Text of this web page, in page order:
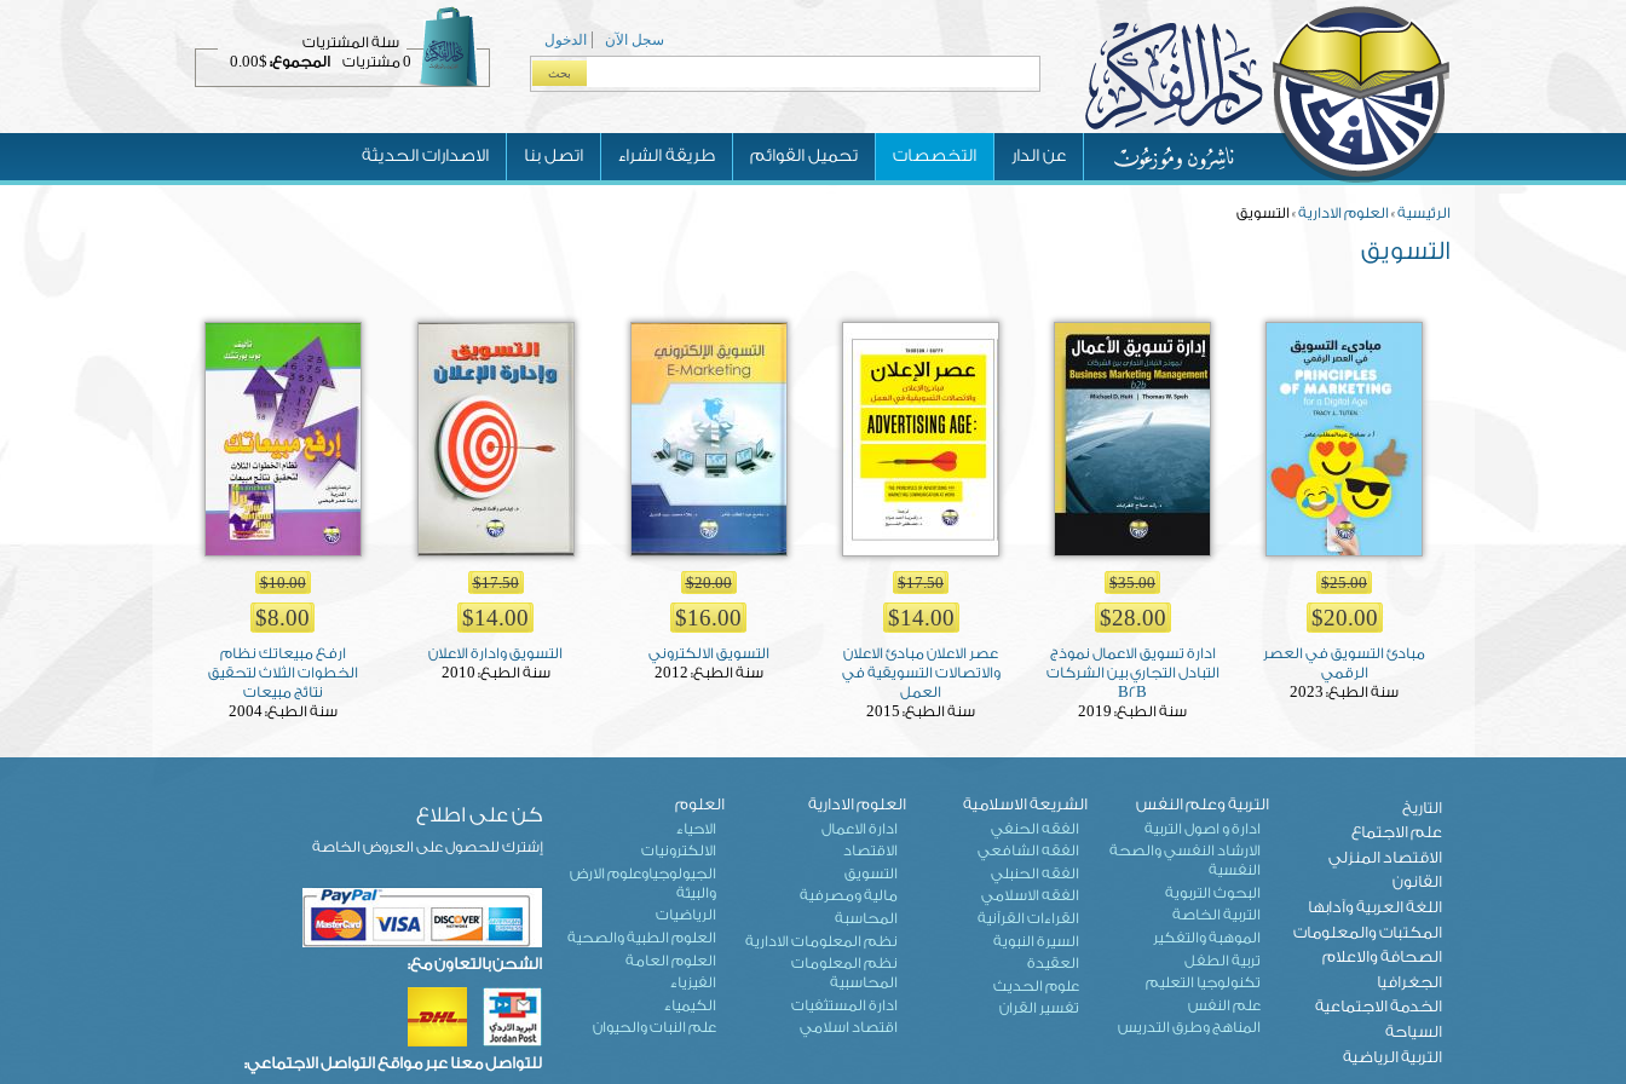
الدخول
سجل الآن
سلة المشتريات
0مشتريات المجموع: $0.00
عن الدار التخصصات تحميل القوائم طريقة الشراء اتصل بنا الاصدارات الحديثة
الرئيسية» العلوم الادارية» التسويق
التسويق
$25.00
$20.00
مبادئ التسويق في العصر
الرقمي
سنة الطبع: 2023
$35.00
$28.00
ادارة تسويق الاعمال نموذج
التبادل التجاري بين الشركات
B2B
سنة الطبع: 2019
$17.50
$14.00
عصر الاعلان مبادئ الاعلان
والاتصالات التسويقية في
العمل
سنة الطبع: 2015
$20.00
$16.00
التسويق الالكتروني
سنة الطبع: 2012
$17.50
$14.00
التسويق وادارة الاعلان
سنة الطبع: 2010
$10.00
$8.00
ارفع مبيعاتك نظام
الخطوات الثلاث لتحقيق
نتائج مبيعات
سنة الطبع:2004
التاريخ
علم الاجتماع
الاقتصاد المنزلي
القانون
اللغة العربية وآدابها
المكتبات والمعلومات
الصحافة والاعلام
الجغرافيا
الخدمة الاجتماعية
السياحة
التربية الرياضية
التربية وعلم النفس
ادارة و اصول التربية
الارشاد النفسي والصحة
النفسية
البحوث التربوية
التربية الخاصة
الموهبة والتفكير
تربية الطفل
تكنولوجيا التعليم
علم النفس
المناهج وطرق التدريس
الشريعة الاسلامية
الفقه الحنفي
الفقه الشافعي
الفقه الحنبلي
الفقه الاسلامي
القراءات القرآنية
السيرة النبوية
العقيدة
علوم الحديث
تفسير القران
العلوم الادارية
ادارة الاعمال
الاقتصاد
التسويق
مالية ومصرفية
المحاسبة
نظم المعلومات الادارية
نظم المعلومات
المحاسبية
ادارة المستثفيات
اقتصاد اسلامي
العلوم
الاحياء
الالكترونيات
الجيولوجياوعلوم الارض
والبيئة
الرياضيات
العلوم الطبية والصحية
العلوم العامة
الفيزياء
الكيمياء
علم النبات والحيوان
كن على اطلاع
إشترك للحصول على العروض الخاصة
الشحن بالتعاون مع:
للتواصل معنا عبر مواقع التواصل الاجتماعي: